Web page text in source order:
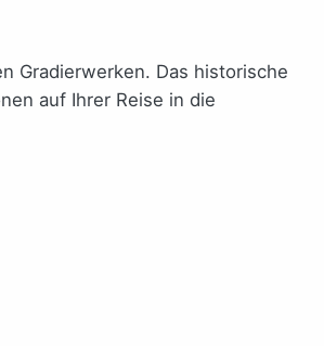
Gradierwerken. Das historische
auf Ihrer Reise in die